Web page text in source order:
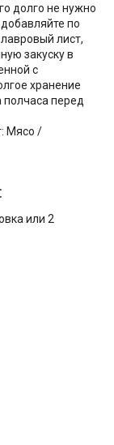
долго не нужно
по
лист,
закуску в
с
хранение
полчаса перед
Мясо /
или 2